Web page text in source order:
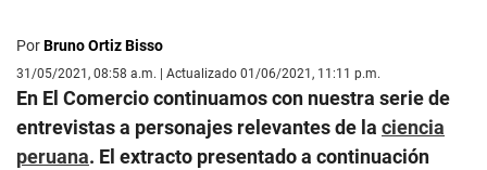
PorBruno Ortiz Bisso
31/05/2021, 08:58 a.m. | Actualizado 01/06/2021, 11:11 p.m.
En El Comercio continuamos con nuestra serie de
entrevistas a personajes relevantes de la ciencia
peruana. El extracto presentado a continuación